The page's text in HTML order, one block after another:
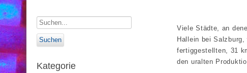
Kategorie
Viele Städte, an
Hallein bei
fertiggestellten, 31
den uralten